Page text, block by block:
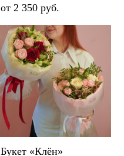
от 2 350 pуб.
Букет «Клён»